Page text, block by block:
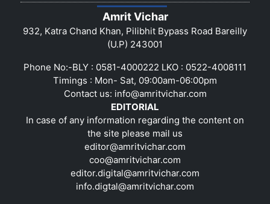
Amrit Vichar
932, Katra Chand Khan, Pilibhit Bypass Road Bareilly
(U.P) 243001
Phone No:-BLY : 0581-4000222 LKO : 0522-4008111
Timings : Mon- Sat, 09:00am-06:00pm
Contact us: info@amritvichar.com
EDITORIAL
In case of any information regarding the content on
the site please mail us
editor@amritvichar.com
coo@amritvichar.com
editor.digital@amritvichar.com
info.digtal@amritvichar.com